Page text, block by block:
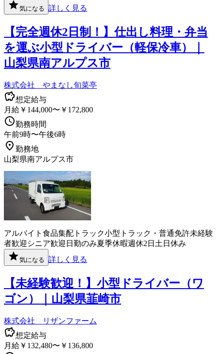
気になる 詳しく見る
【完全週休2日制！】仕出し料理・弁当
を運ぶ小型ドライバー（軽保冷車）｜
山梨県南アルプス市
株式会社 やまなし旬菜亭
想定給与
月給￥144,000〜￥172,800
勤務時間
午前9時〜午後6時
勤務地
山梨県南アルプス市
アルバイト 食品集配 トラック小型トラック・普通免許未経験
者歓迎 シニア歓迎 日勤のみ夏季休暇週休2日 土日休み
気になる 詳しく見る
【未経験歓迎！】小型ドライバー（ワ
ゴン）｜山梨県韮崎市
株式会社 リザンファーム
想定給与
月給￥132,480〜￥136,800